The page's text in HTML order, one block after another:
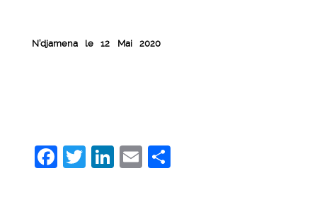
N’djamena le 12 Mai 2020
Facebook
Twitter
LinkedIn
Email